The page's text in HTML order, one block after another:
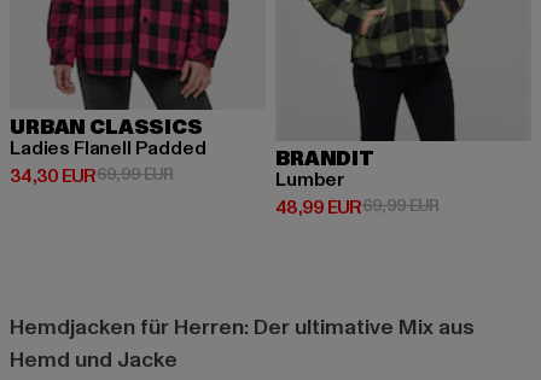
URBAN CLASSICS
Ladies Flanell Padded
34,30 EUR
Derzeitiger Preis: 34,30 EUR
69,99 EURAktionspreis: 69,99 EUR
BRANDIT
Lumber
48,99 EUR
Derzeitiger Preis: 48,99 EUR
69,99 EURAktionspreis:
Hemdjacken für Herren: Der ultimative Mix aus
Hemd und Jacke